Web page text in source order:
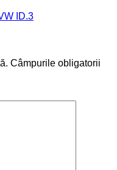
ID.3
Câmpurile obligatorii